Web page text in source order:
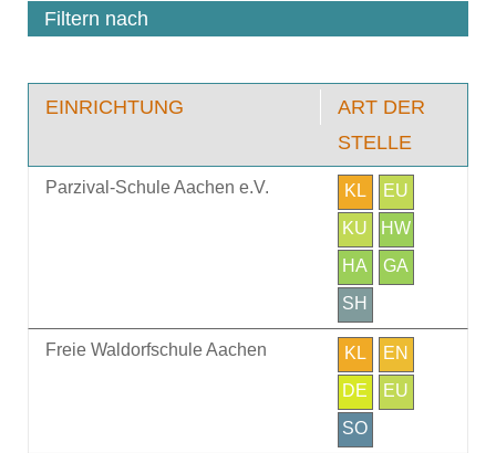
Filtern nach
EINRICHTUNG
ART DER
STELLE
Parzival-Schule Aachen e.V. KL
EU
KU
HW
HA
GA
SH
Freie Waldorfschule Aachen KL
EN
DE
EU
SO